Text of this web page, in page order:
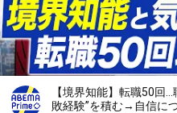
【境界知能】転職50回
敗経験”を積む→自信に